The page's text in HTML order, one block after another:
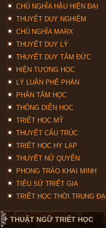
CHỦ NGHĨA HẬU HIỆN ĐẠI
THUYẾT DUY NGHIỆM
CHỦ NGHĨA MARX
THUYẾT DUY LÝ
THUYẾT DUY TÂM ĐỨC
HIỆN TƯỢNG HỌC
LÝ LUẬN PHÊ PHÁN
PHÂN TÂM HỌC
THÔNG DIỄN HỌC
TRIẾT HỌC MỸ
THUYẾT CẤU TRÚC
TRIẾT HỌC HY LẠP
THUYẾT NỮ QUYỀN
PHONG TRÀO KHAI MINH
TIỂU SỬ TRIẾT GIA
TRIẾT HỌC THỜI TRUNG ĐẠI
THUẬT NGỮ TRIẾT HỌC